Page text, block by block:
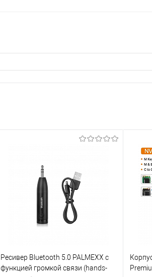
Ресивер Bluetooth 5.0 PALMEXX с
функцией громкой связи (hands-